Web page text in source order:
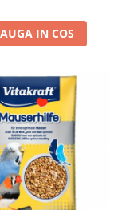
IN COS